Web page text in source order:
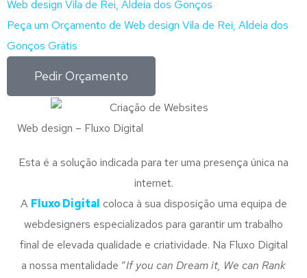
Web design Vila de Rei, Aldeia dos Gonços
Peça um Orçamento de Web design Vila de Rei, Aldeia dos
Gonços Grátis
Pedir Orçamento
Web design – Fluxo Digital
Esta é a solução indicada para ter uma presença única na
internet.
A Fluxo Digital coloca à sua disposição uma equipa de
webdesigners especializados para garantir um trabalho
final de elevada qualidade e criatividade. Na Fluxo Digital
a nossa mentalidade “If you can Dream it, We can Rank